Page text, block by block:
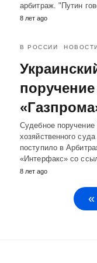
арбитраж. "Путин
8 лет ago
В РОССИИ
Судебное поручение
хозяйственного
поступило в
«Интерфакс» со
8 лет ago